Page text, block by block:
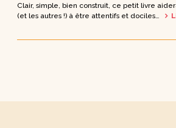
Clair, simple, bien construit, ce petit livre
(et les autres !) à être attentifs et dociles…